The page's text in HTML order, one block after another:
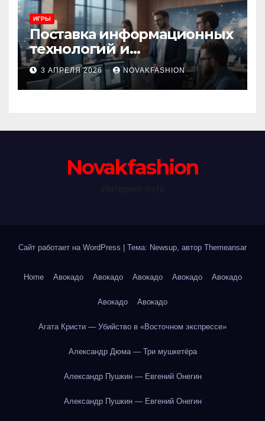
ИГРЫ
Поставка информационных
технологий и
инновационные решения
3 АПРЕЛЯ 2026 NOVAKFASHION
Novakfashion
Сайт работает на WordPress Тема: Newsup, автор Themeansar
Home Авокадо Авокадо Авокадо Авокадо Авокадо
Авокадо Авокадо
Агата Кристи — Убийство в «Восточном экспрессе»
Александр Дюма — Три мушкетёра
Александр Пушкин — Евгений Онегин
Александр Пушкин — Евгений Онегин